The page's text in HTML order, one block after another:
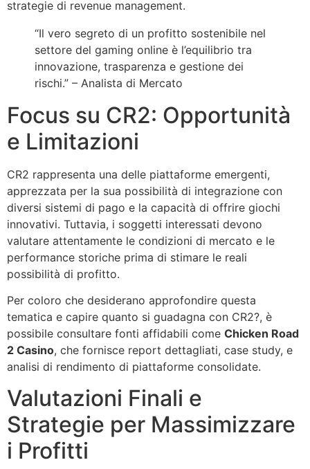
strategie di revenue management.
“Il vero segreto di un profitto sostenibile nel
settore del gaming online è l’equilibrio tra
innovazione, trasparenza e gestione dei
rischi.” – Analista di Mercato
Focus su CR2: Opportunità
e Limitazioni
CR2 rappresenta una delle piattaforme emergenti,
apprezzata per la sua possibilità di integrazione con
diversi sistemi di pago e la capacità di offrire giochi
innovativi. Tuttavia, i soggetti interessati devono
valutare attentamente le condizioni di mercato e le
performance storiche prima di stimare le reali
possibilità di profitto.
Per coloro che desiderano approfondire questa
tematica e capire quanto si guadagna con CR2?, è
possibile consultare fonti affidabili come Chicken Road
2 Casino, che fornisce report dettagliati, case study, e
analisi di rendimento di piattaforme consolidate.
Valutazioni Finali e
Strategie per Massimizzare
i Profitti